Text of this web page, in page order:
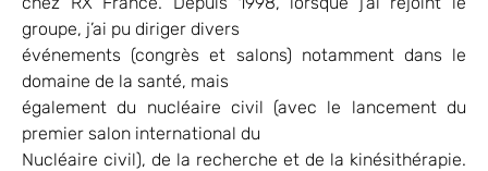
groupe, j’ai pu diriger divers
événements (congrès et salons) notamment dans le
domaine de la santé, mais
également du nucléaire civil (avec le lancement du
premier salon international du
Nucléaire civil), de la recherche et de la kinésithérapie.